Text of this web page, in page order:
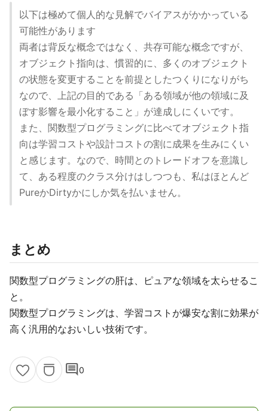
以下は極めて個人的な見解でバイアスがかかっている
可能性があります
両者は背反な概念ではなく、共存可能な概念ですが、
オブジェクト指向は、慣習的に、多くのオブジェクト
の状態を変更することを前提としたつくりになりがち
なので、上記の目的である「ある領域が他の領域に及
ぼす影響を最小化すること」が達成しにくいです。
また、関数型プログラミングに比べてオブジェクト指
向は学習コストや設計コストの割に成果を生みにくい
と感じます。なので、時間とのトレードオフを意識し
て、ある程度のクラス分けはしつつも、私はほとんど
PureかDirtyかにしか気を払いません。
まとめ
関数型プログラミングの肝は、ピュアな領域を太らせるこ
と。
関数型プログラミングは、学習コストが爆安な割に効果が
高く汎用的なおいしい技術です。
comment0